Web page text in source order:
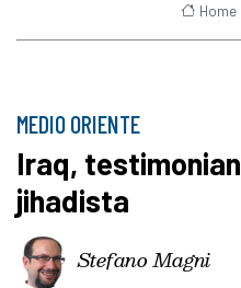
Home
MEDIO ORIENTE
Iraq,
jihadista
Stefano Magni